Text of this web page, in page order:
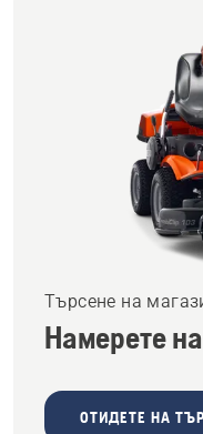
Търсене на
Намерете
ОТИДЕТЕ НА